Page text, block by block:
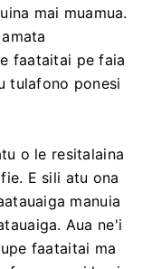
mai muamua.
faataitai pe faia
tulafono ponesi
o le resitalaina
E sili atu ona
manuia
Aua ne'i
faataitai ma